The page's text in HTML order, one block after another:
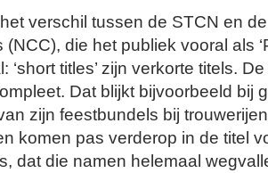
verschil tussen de STCN en
(NCC), die het publiek vooral als
‘short titles’ zijn verkorte titels.
Dat blijkt bijvoorbeeld bij
zijn feestbundels bij
komen pas verderop in de titel
dat die namen helemaal